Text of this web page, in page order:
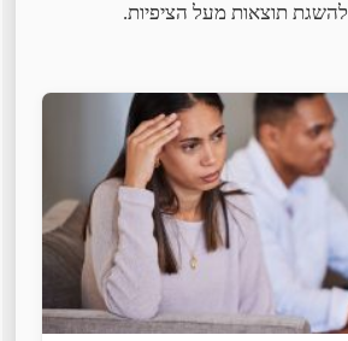
להשגת תוצאות מעל הציפיות.